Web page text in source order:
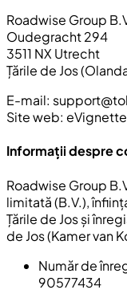
Roadwise Group
Oudegracht 294
3511 NX Utrecht
Țările de Jos
E-mail:
Site web:
Informații despre
Roadwise Group
limitată (B.V.),
Țările de Jos și
de Jos (Kamer van
Număr de
90577434